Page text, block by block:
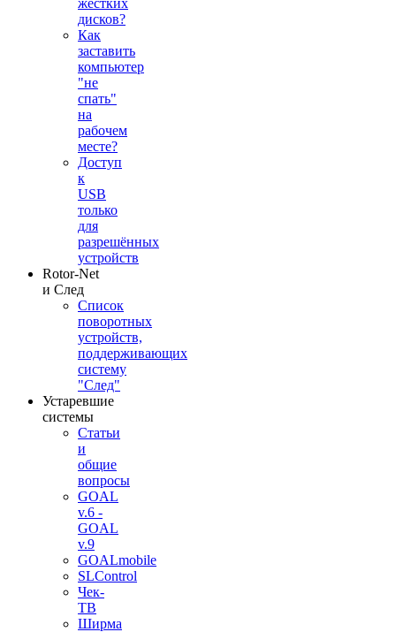
дисков?
Как
заставить
компьютер
"не
спать"
на
рабочем
месте?
Доступ
к
USB
только
для
разрешённых
устройств
Rotor-Net
и След
Список
поворотных
устройств,
поддерживающих
систему
"След"
Устаревшие
системы
Статьи
и
общие
вопросы
GOAL
v.6 -
GOAL
v.9
GOALmobile
SLControl
Чек-
ТВ
Ширма